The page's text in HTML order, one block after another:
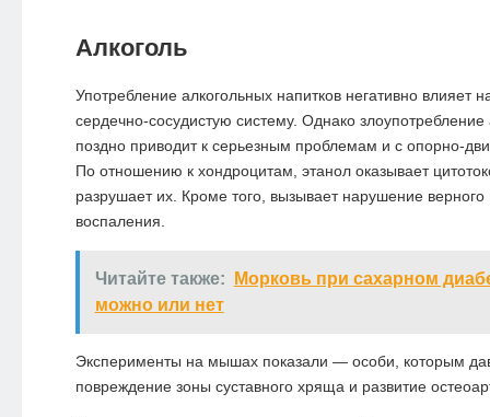
Алкоголь
Употребление алкогольных напитков негативно влияет
сердечно-сосудистую систему. Однако
поздно приводит к серьезным проблемам и с опорно-
По отношению к хондроцитам , этанол оказывает
разрушает их. Кроме того, вызывает нарушение
воспаления.
Читайте также:
Морковь при сахарном
можно или нет
Эксперименты на мышах показали — особи, которым
повреждение зоны суставного хряща и развитие